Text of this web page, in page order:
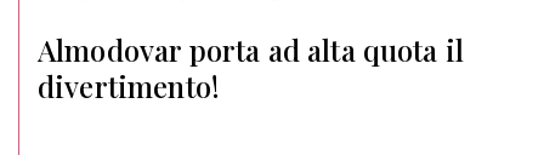
Almodovar porta ad alta quota il
divertimento!